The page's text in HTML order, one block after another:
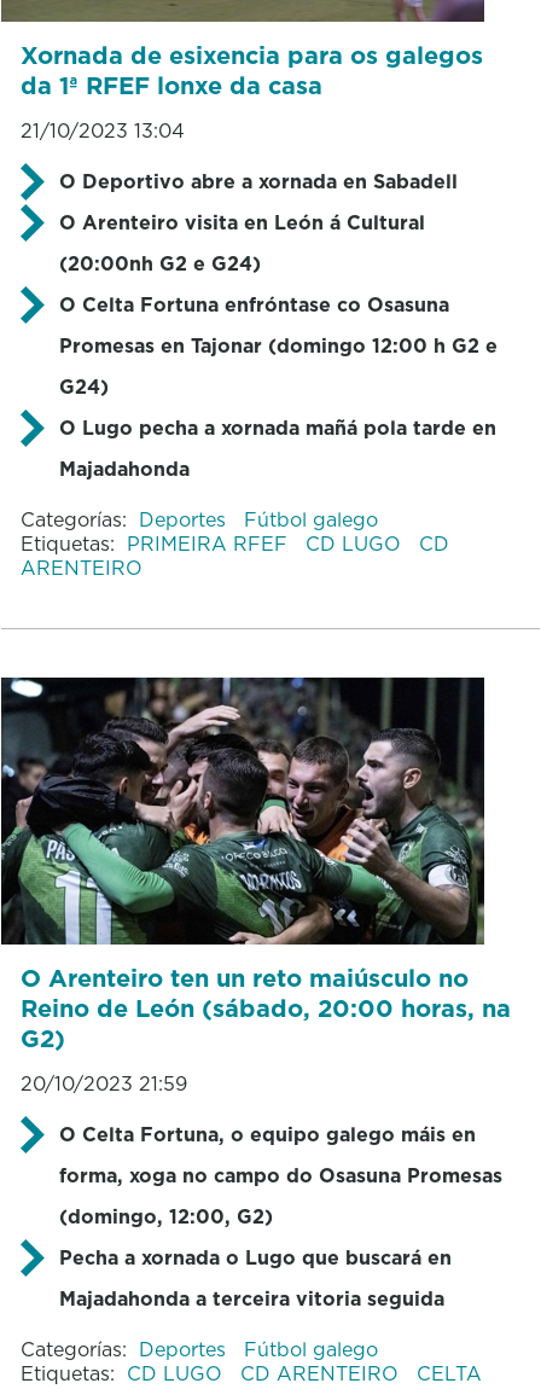
Xornada de esixencia para os galegos
da 1ª RFEF lonxe da casa
21/10/2023 13:04
O Deportivo abre a xornada en Sabadell
O Arenteiro visita en León á Cultural
(20:00nh G2 e G24)
O Celta Fortuna enfróntase co Osasuna
Promesas en Tajonar (domingo 12:00 h G2 e
G24)
O Lugo pecha a xornada mañá pola tarde en
Majadahonda
Categorías: Deportes
Fútbol galego
Etiquetas: PRIMEIRA RFEF CD LUGO
CD
ARENTEIRO
O Arenteiro ten un reto maiúsculo no
Reino de León (sábado, 20:00 horas, na
G2)
20/10/2023 21:59
O Celta Fortuna, o equipo galego máis en
forma, xoga no campo do Osasuna Promesas
(domingo, 12:00, G2)
Pecha a xornada o Lugo que buscará en
Majadahonda a terceira vitoria seguida
Categorías: Deportes
Fútbol galego
Etiquetas: CD LUGO CD ARENTEIRO
CELTA